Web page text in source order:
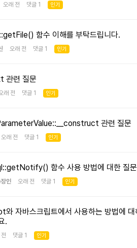
오래 전 댓글 1 인기
함수 이해를 부탁드립니다.
오래 전 댓글 1 인기
련 질문
래 전 댓글 1 인기
관련 질문
오래 전 댓글 1 인기
함수 사용 방법에 대한 질문
인 오래 전 댓글 1 인기
자바스크립트에서 사용하는 방법에 대
.
전 댓글 1 인기